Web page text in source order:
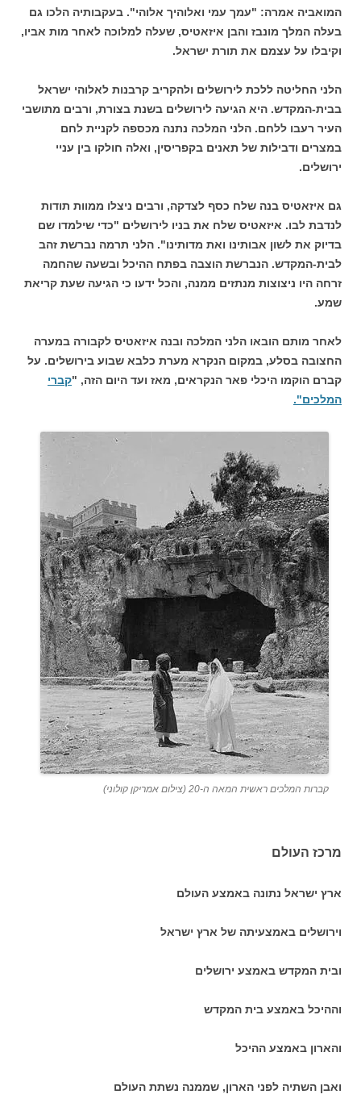
המואביה אמרה: "עמך עמי ואלוהיך אלוהי". בעקבותיה הלכו גם
בעלה המלך מונבז והבן איזאטיס, שעלה למלוכה לאחר מות אביו,
וקיבלו על עצמם את תורת ישראל.
הלני החליטה ללכת לירושלים ולהקריב קרבנות לאלוהי ישראל
בבית-המקדש. היא הגיעה לירושלים בשנת בצורת, ורבים מתושבי
העיר רעבו ללחם. הלני המלכה נתנה מכספה לקניית לחם
במצרים ודבילות של תאנים בקפריסין, ואלה חולקו בין עניי
ירושלים.
גם איזאטיס בנה שלח כסף לצדקה, ורבים ניצלו ממוות תודות
לנדבת לבו. איזאטיס שלח את בניו לירושלים "כדי שילמדו שם
בדיוק את לשון אבותינו ואת מדותינו". הלני תרמה נברשת זהב
לבית-המקדש. הנברשת הוצבה בפתח ההיכל ובשעה שהחמה
זרחה היו ניצוצות מנתזים ממנה, והכל ידעו כי הגיעה שעת קריאת
שמע.
לאחר מותם הובאו הלני המלכה ובנה איזאטיס לקבורה במערה
החצובה בסלע, במקום הנקרא מערת כלבא שבוע בירושלים. על
קברם הוקמו היכלי פאר הנקראים, מאז ועד היום הזה, "קברי
המלכים".
קברות המלכים ראשית המאה ה-20 (צילום אמריקן קולוני)
מרכז העולם
ארץ ישראל נתונה באמצע העולם
וירושלים באמצעיתה של ארץ ישראל
ובית המקדש באמצע ירושלים
וההיכל באמצע בית המקדש
והארון באמצע ההיכל
ואבן השתיה לפני הארון, שממנה נשתת העולם